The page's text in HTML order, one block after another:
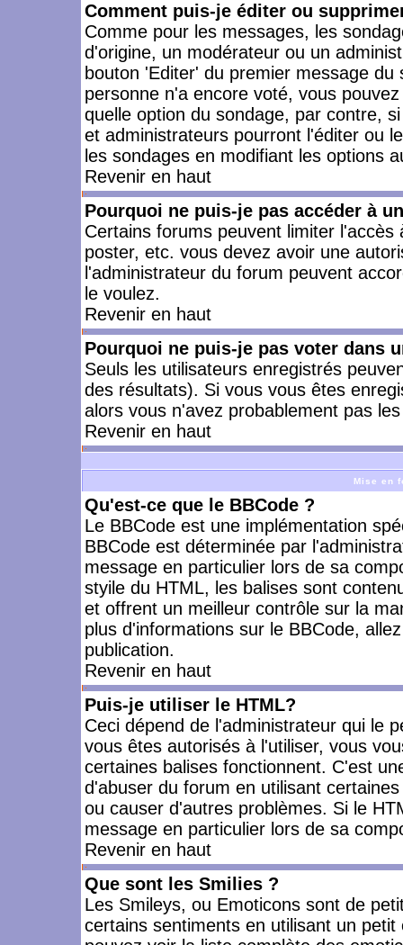
Comment puis-je éditer ou
Comme pour les messages, les
d'origine, un modérateur ou un
bouton 'Editer' du premier message
personne n'a encore voté, vous
quelle option du sondage, par contre,
et administrateurs pourront l'éditer ou
les sondages en modifiant les options
Revenir en haut
Pourquoi ne puis-je pas accéder à
Certains forums peuvent limiter
poster, etc. vous devez avoir une
l'administrateur du forum peuvent
le voulez.
Revenir en haut
Pourquoi ne puis-je pas voter dans
Seuls les utilisateurs enregistrés
des résultats). Si vous vous êtes
alors vous n'avez probablement pas
Revenir en haut
Mise en
Qu'est-ce que le BBCode ?
Le BBCode est une implémentation
BBCode est déterminée par
message en particulier lors de sa
styile du HTML, les balises sont
et offrent un meilleur contrôle sur la
plus d'informations sur le BBCode,
publication.
Revenir en haut
Puis-je utiliser le HTML?
Ceci dépend de l'administrateur qui le
vous êtes autorisés à l'utiliser, vous
certaines balises fonctionnent. C'est
d'abuser du forum en utilisant
ou causer d'autres problèmes. Si le
message en particulier lors de sa
Revenir en haut
Que sont les Smilies ?
Les Smileys, ou Emoticons sont de
certains sentiments en utilisant un